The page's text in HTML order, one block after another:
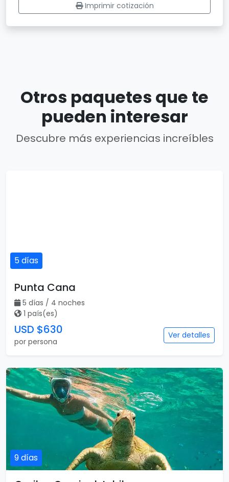
Imprimir cotización
Otros paquetes que te
pueden interesar
Descubre más experiencias increíbles
5 días
Punta Cana
5 días / 4 noches
1 país(es)
USD $630
por persona
Ver detalles
9 días